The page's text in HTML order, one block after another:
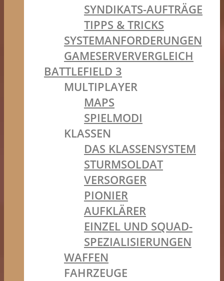
SYNDIKATS-AUFTRÄGE
TIPPS & TRICKS
SYSTEMANFORDERUNGEN
GAMESERVERVERGLEICH
BATTLEFIELD 3
MULTIPLAYER
MAPS
SPIELMODI
KLASSEN
DAS KLASSENSYSTEM
STURMSOLDAT
VERSORGER
PIONIER
AUFKLÄRER
EINZEL UND SQUAD-
SPEZIALISIERUNGEN
WAFFEN
FAHRZEUGE